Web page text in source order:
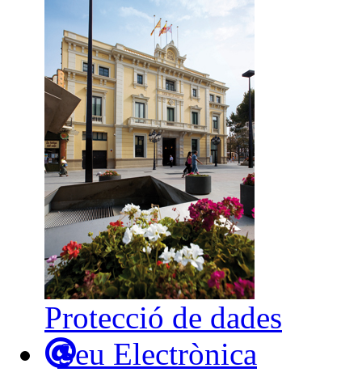
Protecció de dades
Seu Electrònica